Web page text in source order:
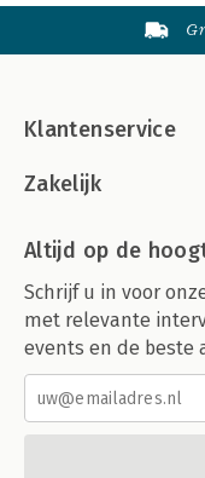
Klantenservice
Zakelijk
Altijd op de
Schrijf u in voor
met relevante
events en de beste